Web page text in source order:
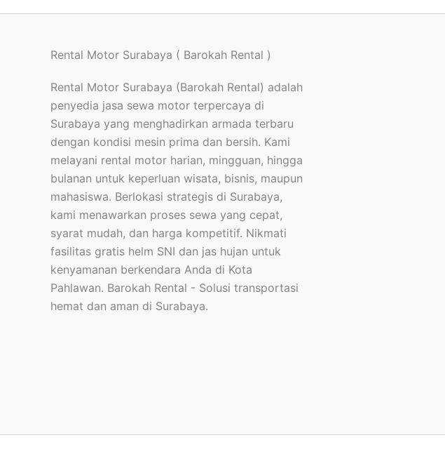
Rental Motor Surabaya ( Barokah Rental )
Rental Motor Surabaya (Barokah Rental) adalah
penyedia jasa sewa motor terpercaya di
Surabaya yang menghadirkan armada terbaru
dengan kondisi mesin prima dan bersih. Kami
melayani rental motor harian, mingguan, hingga
bulanan untuk keperluan wisata, bisnis, maupun
mahasiswa. Berlokasi strategis di Surabaya,
kami menawarkan proses sewa yang cepat,
syarat mudah, dan harga kompetitif. Nikmati
fasilitas gratis helm SNI dan jas hujan untuk
kenyamanan berkendara Anda di Kota
Pahlawan. Barokah Rental - Solusi transportasi
hemat dan aman di Surabaya.